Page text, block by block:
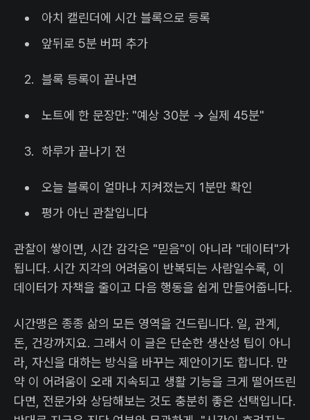
아치 캘린더에 시간 블록으로 등록
앞뒤로 5분 버퍼 추가
블록 등록이 끝나면
노트에 한 문장만: "예상 30분 → 실제 45분"
하루가 끝나기 전
오늘 블록이 얼마나 지켜졌는지 1분만 확인
평가 아닌 관찰입니다
관찰이 쌓이면, 시간 감각은 "믿음"이 아니라 "데이터"가
됩니다. 시간 지각의 어려움이 반복되는 사람일수록, 이
데이터가 자책을 줄이고 다음 행동을 쉽게 만들어줍니다.
시간맹은 종종 삶의 모든 영역을 건드립니다. 일, 관계,
돈, 건강까지요. 그래서 이 글은 단순한 생산성 팁이 아니
라, 자신을 대하는 방식을 바꾸는 제안이기도 합니다. 만
약 이 어려움이 오래 지속되고 생활 기능을 크게 떨어뜨린
다면, 전문가와 상담해보는 것도 충분히 좋은 선택입니다.